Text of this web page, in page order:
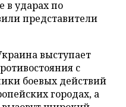
в ударах по
представители
выступает
с
боевых действий
городах, а